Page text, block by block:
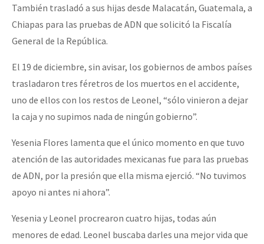
Contacto
También trasladó a sus hijas desde Malacatán, Guatemala, a
Chiapas para las pruebas de ADN que solicitó la Fiscalía
General de la República.
El 19 de diciembre, sin avisar, los gobiernos de ambos países
trasladaron tres féretros de los muertos en el accidente,
uno de ellos con los restos de Leonel, “sólo vinieron a dejar
la caja y no supimos nada de ningún gobierno”.
Yesenia Flores lamenta que el único momento en que tuvo
atención de las autoridades mexicanas fue para las pruebas
de ADN, por la presión que ella misma ejerció. “No tuvimos
apoyo ni antes ni ahora”.
Yesenia y Leonel procrearon cuatro hijas, todas aún
menores de edad. Leonel buscaba darles una mejor vida que